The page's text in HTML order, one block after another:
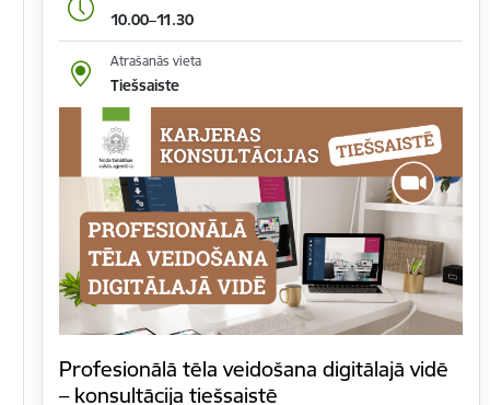
10.00–11.30
Atrašanās vieta
Tiešsaiste
Profesionālā tēla veidošana digitālajā vidē
– konsultācija tiešsaistē